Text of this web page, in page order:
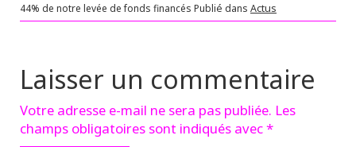
44% de notre levée de fonds financés Publié dans Actus
Laisser un commentaire
Votre adresse e-mail ne sera pas publiée. Les
champs obligatoires sont indiqués avec*